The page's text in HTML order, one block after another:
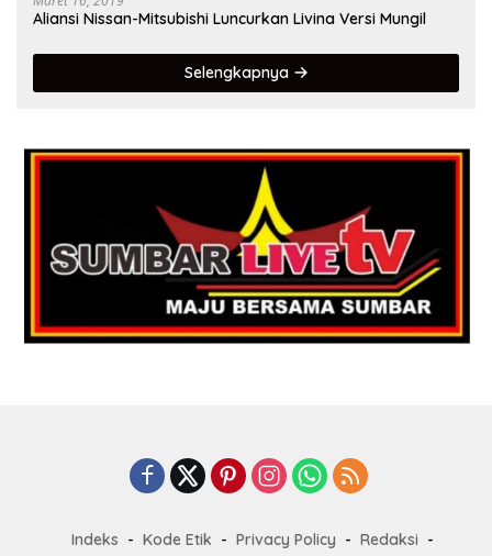
Aliansi Nissan-Mitsubishi Luncurkan Livina Versi Mungil
Selengkapnya
Indeks Kode Etik Privacy Policy
Redaksi